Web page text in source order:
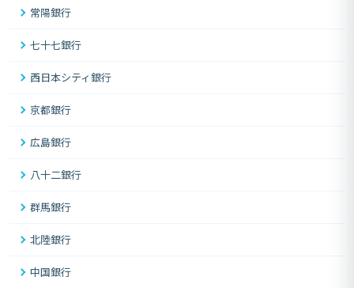
常陽銀行
七十七銀行
西日本シティ銀行
京都銀行
広島銀行
八十二銀行
群馬銀行
北陸銀行
中国銀行